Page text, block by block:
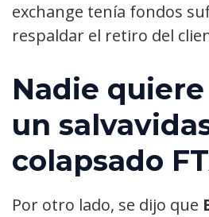
exchange tenía fondos
respaldar el retiro del
Nadie
un
colapsado
Por otro lado, se dijo que